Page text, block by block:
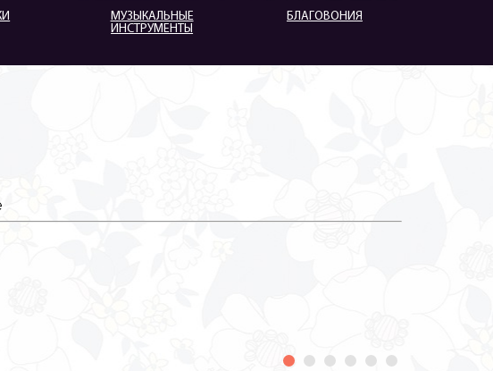
МУЗЫКАЛЬНЫЕ
ИНСТРУМЕНТЫ
БЛАГОВОНИЯ